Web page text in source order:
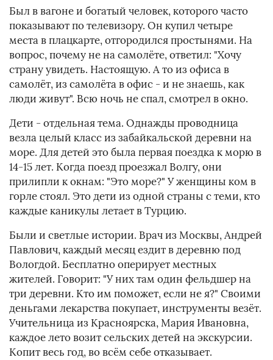
Был в вагоне и богатый человек, которого часто
показывают по телевизору. Он купил четыре
места в плацкарте, отгородился простынями. На
вопрос, почему не на самолёте, ответил: "Хочу
страну увидеть. Настоящую. А то из офиса в
самолёт, из самолёта в офис - и не знаешь, как
люди живут". Всю ночь не спал, смотрел в окно.
Дети - отдельная тема. Однажды проводница
везла целый класс из забайкальской деревни на
море. Для детей это была первая поездка к морю в
14-15 лет. Когда поезд проезжал Волгу, они
прилипли к окнам: "Это море?" У женщины ком в
горле стоял. Это дети из одной страны с теми, кто
каждые каникулы летает в Турцию.
Были и светлые истории. Врач из Москвы, Андрей
Павлович, каждый месяц ездит в деревню под
Вологдой. Бесплатно оперирует местных
жителей. Говорит: "У них там один фельдшер на
три деревни. Кто им поможет, если не я?" Своими
деньгами лекарства покупает, инструменты везёт.
Учительница из Красноярска, Мария Ивановна,
каждое лето возит сельских детей на экскурсии.
Копит весь год, во всём себе отказывает.